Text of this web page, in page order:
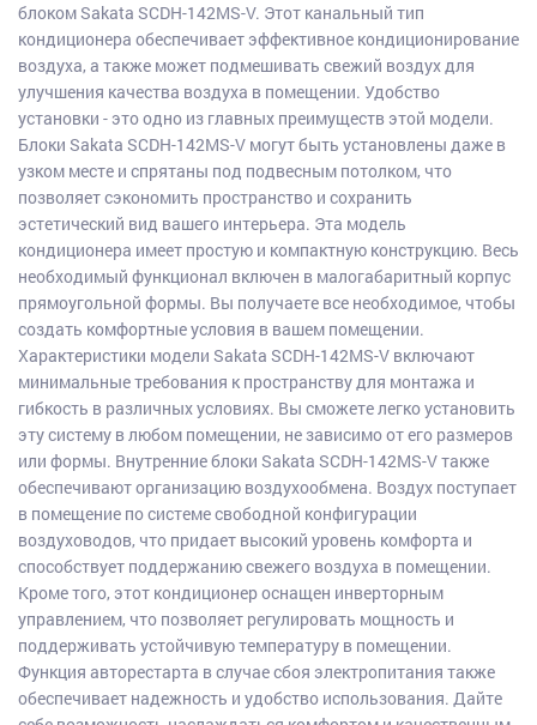
блоком Sakata SCDH-142MS-V. Этот канальный тип
кондиционера обеспечивает эффективное кондиционирование
воздуха, а также может подмешивать свежий воздух для
улучшения качества воздуха в помещении. Удобство
установки - это одно из главных преимуществ этой модели.
Блоки Sakata SCDH-142MS-V могут быть установлены даже в
узком месте и спрятаны под подвесным потолком, что
позволяет сэкономить пространство и сохранить
эстетический вид вашего интерьера. Эта модель
кондиционера имеет простую и компактную конструкцию. Весь
необходимый функционал включен в малогабаритный корпус
прямоугольной формы. Вы получаете все необходимое, чтобы
создать комфортные условия в вашем помещении.
Характеристики модели Sakata SCDH-142MS-V включают
минимальные требования к пространству для монтажа и
гибкость в различных условиях. Вы сможете легко установить
эту систему в любом помещении, не зависимо от его размеров
или формы. Внутренние блоки Sakata SCDH-142MS-V также
обеспечивают организацию воздухообмена. Воздух поступает
в помещение по системе свободной конфигурации
воздуховодов, что придает высокий уровень комфорта и
способствует поддержанию свежего воздуха в помещении.
Кроме того, этот кондиционер оснащен инверторным
управлением, что позволяет регулировать мощность и
поддерживать устойчивую температуру в помещении.
Функция авторестарта в случае сбоя электропитания также
обеспечивает надежность и удобство использования. Дайте